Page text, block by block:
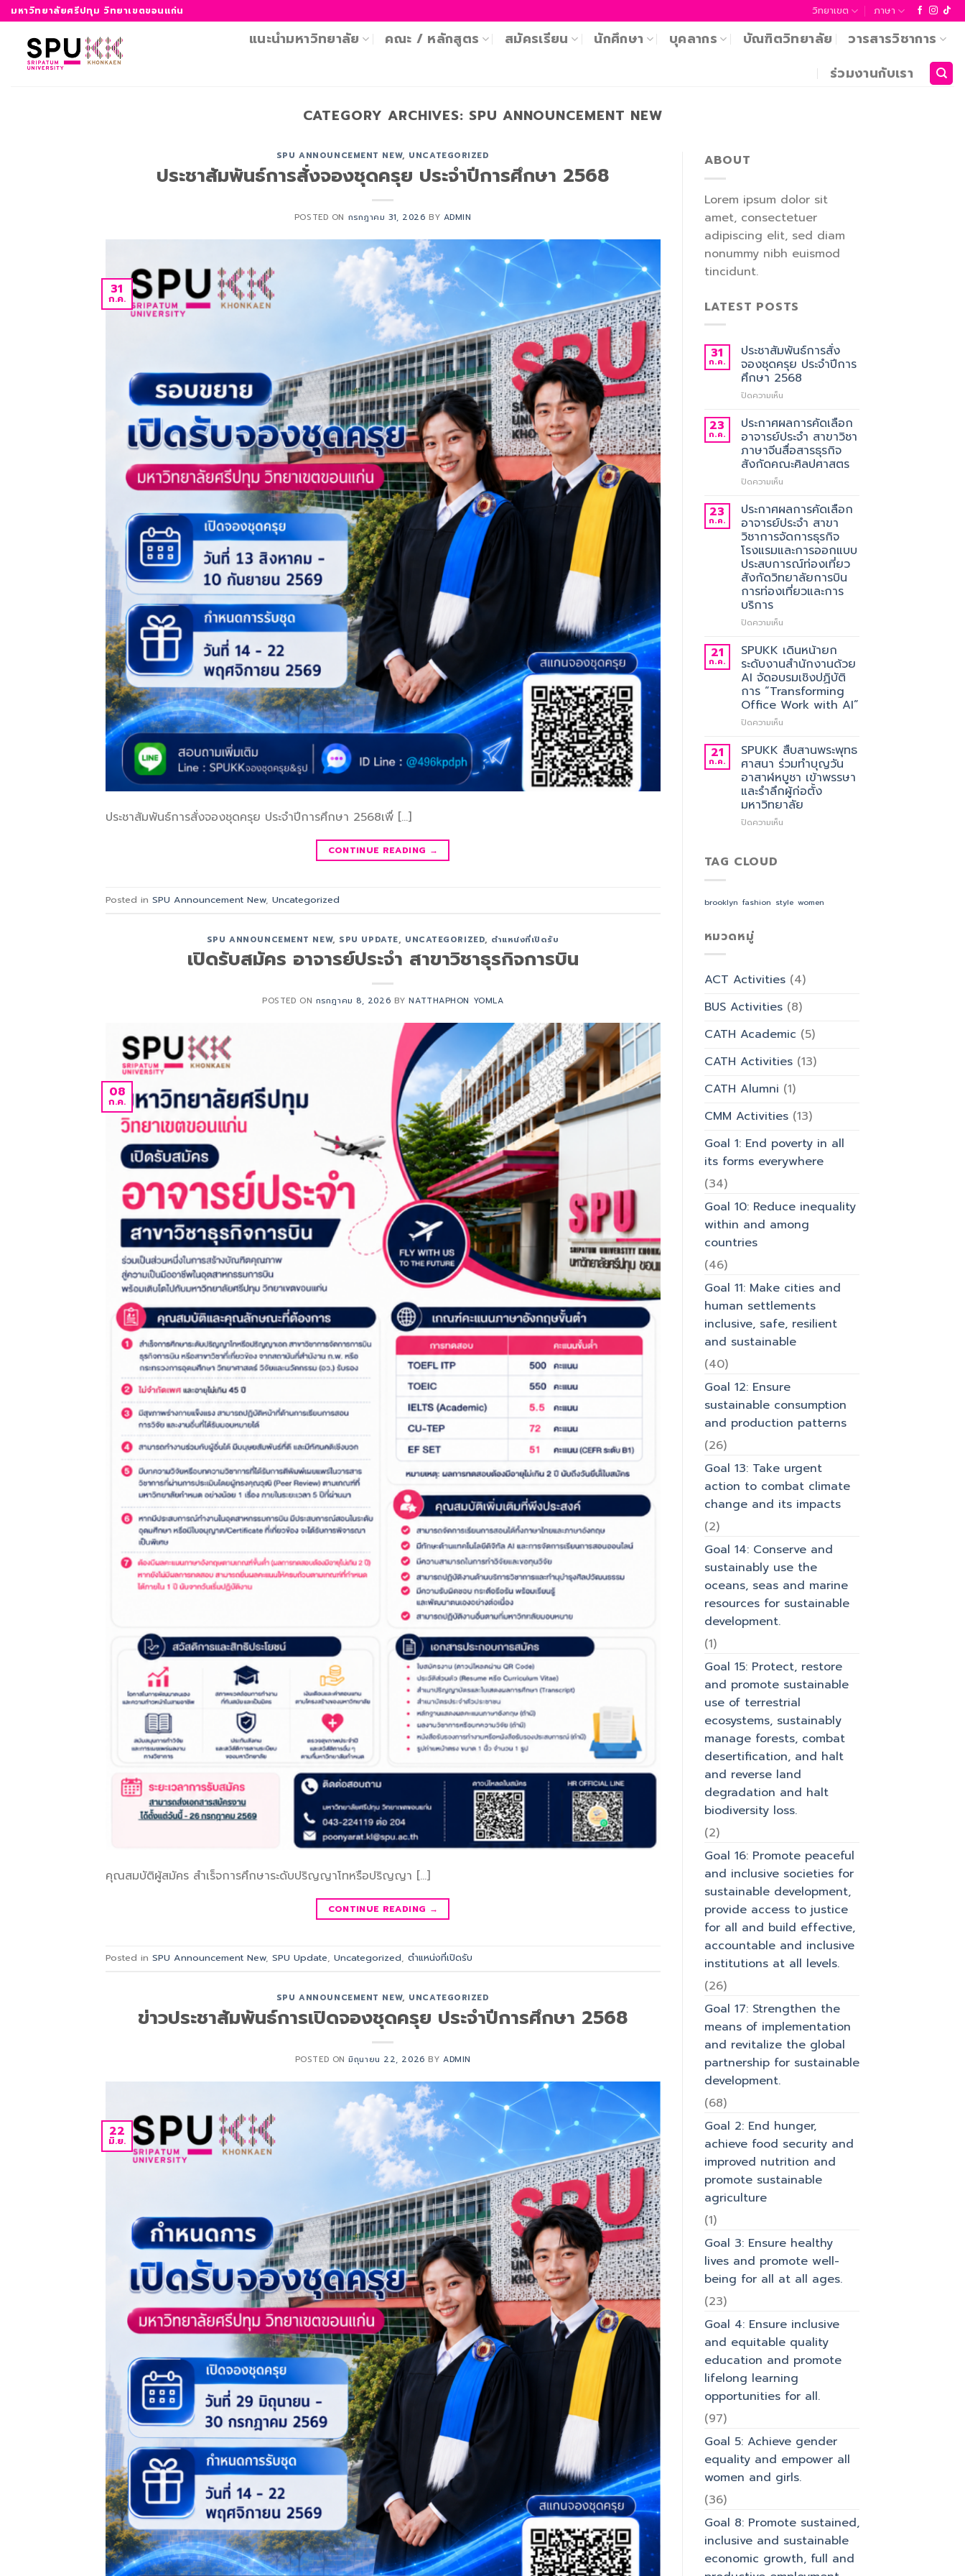
ข้าม
ไป
เนื้อหา
มหาวิทยาลัยศรีปทุม วิทยาเขตขอนแก่น วิทยาเขต ภาษา
แนะนำมหาวิทยาลัย คณะ / หลักสูตร สมัครเรียน นักศึกษา บุคลากร บัณฑิตวิทยาลัย
วารสารวิชาการ
ร่วมงานกับเรา
CATEGORY ARCHIVES: SPU ANNOUNCEMENT NEW
SPU ANNOUNCEMENT NEW, UNCATEGORIZED
ประชาสัมพันธ์การสั่งจองชุดครุย ประจำปีการศึกษา 2568
POSTED ON กรกฎาคม 31, 2026 BY ADMIN
31
ก.ค.
ประชาสัมพันธ์การสั่งจองชุดครุย ประจำปีการศึกษา 2568เพื่ […]
CONTINUE READING →
Posted in SPU Announcement New, Uncategorized
SPU ANNOUNCEMENT NEW, SPU UPDATE, UNCATEGORIZED, ตำแหน่งที่เปิดรับ
เปิดรับสมัคร อาจารย์ประจำ สาขาวิชาธุรกิจการบิน
POSTED ON กรกฎาคม 8, 2026 BYNATTHAPHON YOMLA
08
ก.ค.
คุณสมบัติผู้สมัคร สำเร็จการศึกษาระดับปริญญาโทหรือปริญญา […]
CONTINUE READING →
Posted in SPU Announcement New, SPU Update, Uncategorized, ตำแหน่งที่เปิดรับ
SPU ANNOUNCEMENT NEW, UNCATEGORIZED
ข่าวประชาสัมพันธ์การเปิดจองชุดครุย ประจำปีการศึกษา 2568
POSTED ONมิถุนายน 22, 2026 BY ADMIN
22
มิ.ย.
ABOUT
Lorem ipsum dolor sit
amet, consectetuer
adipiscing elit, sed diam
nonummy nibh euismod
tincidunt.
LATEST POSTS
31
ก.ค.
ประชาสัมพันธ์การสั่ง
จองชุดครุย ประจำปีการ
ศึกษา 2568
ปิดความเห็นบน
การ
สั่ง
จอง
ชุด
ครุย
ประจำ
การ
ศึกษา
2568
23
ก.ค.
ประกาศผลการคัดเลือก
อาจารย์ประจำ สาขาวิชา
ภาษาจีนสื่อสารธุรกิจ
สังกัดคณะศิลปศาสตร
ปิดความเห็นบน
ผล
การ
คัด
เลือก
อาจารย์
ประจำ
สาขา
วิชา
สื่อสาร
สังกัด
คณะ
ศิลป
ศาสตร
23
ก.ค.
ประกาศผลการคัดเลือก
อาจารย์ประจำ สาขา
วิชาการจัดการธุรกิจ
โรงแรมและการออกแบบ
ประสบการณ์ท่องเที่ยว
สังกัดวิทยาลัยการบิน
การท่องเที่ยวและการ
บริการ
ปิดความเห็นบน
ผล
การ
คัด
เลือก
อาจารย์
ประจำ
สาขา
จัดการ
ธุรกิจ
โรงแรม
และ
การ
ออกแบบ
การ
21
ก.ค.
SPUKK เดินหน้ายก
ระดับงานสำนักงานด้วย
AI จัดอบรมเชิงปฏิบัติ
การ “Transforming
Office Work with AI”
ปิดความเห็นบน
เดิน
หน้า
ยก
ระดับ
งาน
สำนักงาน
ด้วย
“Transforming
21
ก.ค.
SPUKK สืบสานพระพุทธ
ศาสนา ร่วมทำบุญวัน
อาสาฬหบูชา เข้าพรรษา
และรำลึกผู้ก่อตั้ง
มหาวิทยาลัย
ปิดความเห็นบน
วัน
ผู้
ตั้ง
TAG CLOUD
brooklyn fashion style women
หมวดหมู่
ACT Activities(4)
BUS Activities(8)
CATH Academic (5)
CATH Activities(13)
CATH Alumni (1)
CMM Activities(13)
Goal 1: End poverty in all
its forms everywhere
(34)
Goal 10: Reduce inequality
within and among
countries
(46)
Goal 11: Make cities and
human settlements
inclusive, safe, resilient
and sustainable
(40)
Goal 12: Ensure
sustainable consumption
and production patterns
(26)
Goal 13: Take urgent
action to combat climate
change and its impacts
(2)
Goal 14: Conserve and
sustainably use the
oceans, seas and marine
resources for sustainable
development.
(1)
Goal 15: Protect, restore
and promote sustainable
use of terrestrial
ecosystems, sustainably
manage forests, combat
desertification, and halt
and reverse land
degradation and halt
biodiversity loss.
(2)
Goal 16: Promote peaceful
and inclusive societies for
sustainable development,
provide access to justice
for all and build effective,
accountable and inclusive
institutions at all levels.
(26)
Goal 17: Strengthen the
means of implementation
and revitalize the global
partnership for sustainable
development.
(68)
Goal 2: End hunger,
achieve food security and
improved nutrition and
promote sustainable
agriculture
(1)
Goal 3: Ensure healthy
lives and promote well-
being for all at all ages.
(23)
Goal 4: Ensure inclusive
and equitable quality
education and promote
lifelong learning
opportunities for all.
(97)
Goal 5: Achieve gender
equality and empower all
women and girls.
(36)
Goal 8: Promote sustained,
inclusive and sustainable
economic growth, full and